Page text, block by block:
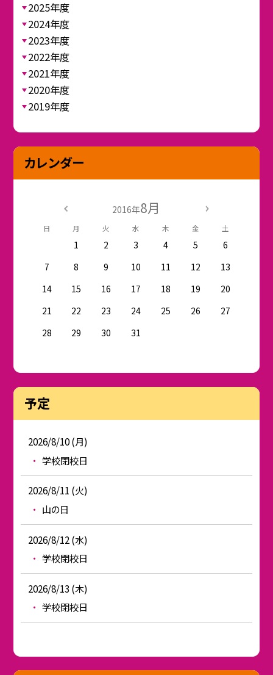
2025年度
2024年度
2023年度
2022年度
2021年度
2020年度
2019年度
カレンダー
2016年8月
日 月 火 水 木 金 土
1 2 3 4 5
6
7
8 9 10 11 12
13
14
15 16 17 18 19
20
21
22 23 24 25 26
27
28
29 30 31
予定
2026/8/10 (月)
学校閉校日
2026/8/11 (火)
山の日
2026/8/12 (水)
学校閉校日
2026/8/13 (木)
学校閉校日